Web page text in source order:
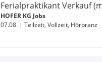
Ferialpraktikant Verkauf
HOFER KG Jobs
07.08. | Teilzeit, Vollzeit, Hörbranz